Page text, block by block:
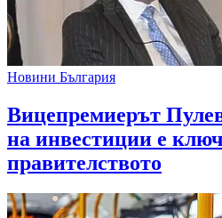
Новини България
Вицепремиерът
на инвестиции е
правителството